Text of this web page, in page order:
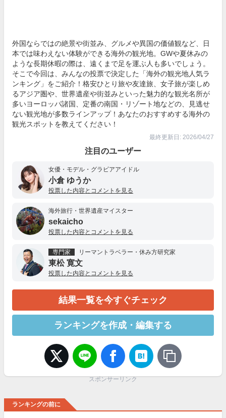
外国ならではの絶景や街並み、グルメや異国の価値観など、日
本では味わえない体験ができる海外の観光地。GWや夏休みの
ような長期休暇の際は、遠くまで足を運ぶ人も多いでしょう。
そこで今回は、みんなの投票で決定した「海外の観光地人気ラ
ンキング」をご紹介！格安ひとり旅や友達旅、女子旅が楽しめ
るアジア圏や、世界遺産や街並みといった魅力的な観光名所が
多いヨーロッパ諸国、定番の南国・リゾート地などの、見逃せ
ない観光地が多数ラインアップ！あなたのおすすめする海外の
観光スポットを教えてください！
最終更新日: 2026/04/27
注目のユーザー
女優・モデル・グラビアアイドル
小倉 ゆうか
投票した内容とコメントを見る
海外旅行・世界遺産マイスター
sekaicho
投票した内容とコメントを見る
専門家 リーマントラベラー・休み方研究家
東松 寛文
投票した内容とコメントを見る
結果一覧を今すぐチェック
ランキングを作成・編集する
スポンサーリンク
ランキングの前に